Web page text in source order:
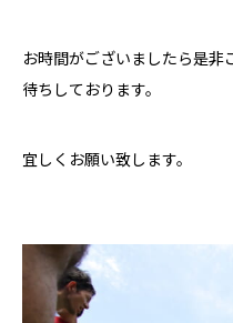
お時間がございましたら是
待ちしております。
宜しくお願い致します。